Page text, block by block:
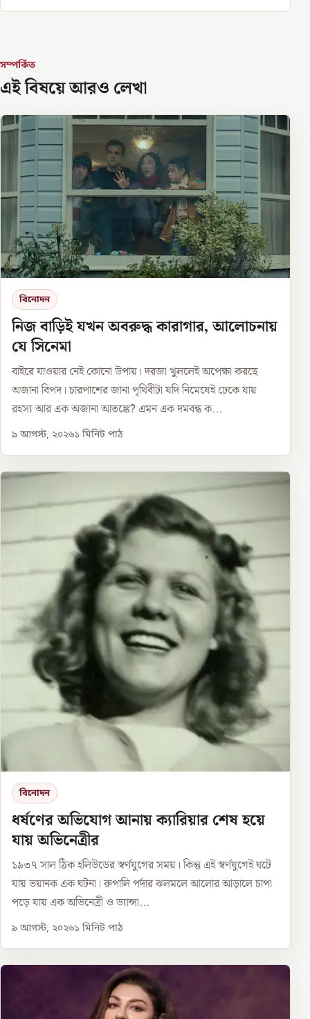
সম্পর্কিত
এই বিষয়ে আরও লেখা
বিনোদন
নিজ বাড়িই যখন অবরুদ্ধ কারাগার, আলোচনায়
যে সিনেমা
বাইরে যাওয়ার নেই কোনো উপায়। দরজা খুললেই অপেক্ষা করছে
অজানা বিপদ। চারপাশের জানা পৃথিবীটা যদি নিমেষেই ঢেকে যায়
রহস্য আর এক অজানা আতঙ্কে? এমন এক দমবন্ধ ক...
৯ আগস্ট, ২০২৬১ মিনিট পাঠ
বিনোদন
ধর্ষণের অভিযোগ আনায় ক্যারিয়ার শেষ হয়ে
যায় অভিনেত্রীর
১৯৩৭ সাল ঠিক হলিউডের স্বর্ণযুগের সময়। কিন্তু এই স্বর্ণযুগেই ঘটে
যায় ভয়ানক এক ঘটনা। রুপালি পর্দার ঝলমলে আলোর আড়ালে চাপা
পড়ে যায় এক অভিনেত্রী ও ড্যান্সা...
৯ আগস্ট, ২০২৬১ মিনিট পাঠ